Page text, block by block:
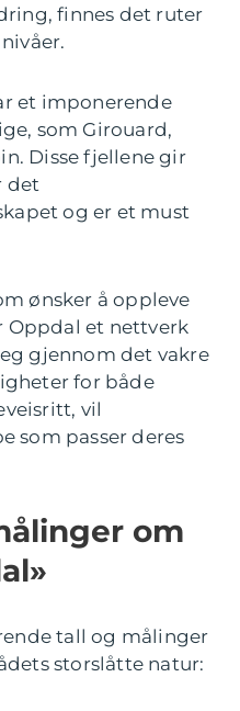
finnes det ruter
et imponerende
som Girouard,
Disse fjellene gir
det
og er et must
ønsker å oppleve
Oppdal et nettverk
gjennom det vakre
for både
vil
som passer deres
om
tall og målinger
storslåtte natur: